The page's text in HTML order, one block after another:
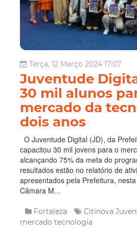
Terça, 12 Março 2024 17:07
Juventude
30 mil alunos
mercado da
dois anos
O Juventude Digital (JD), da
capacitou 30 mil jovens para o
alcançando 75% da meta do
resultados estão no relatório de
apresentados pela Prefeitura,
Câmara M...
Fortaleza Citinova
mercado tecnologia